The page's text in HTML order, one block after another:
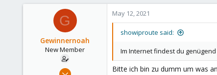
49
Austria
G
Gewinnernoah
New Member
Apr 7, 2021
May 12, 2021
showiproute said:
Im Internet findest du
Bitte ich bin zu dumm um was